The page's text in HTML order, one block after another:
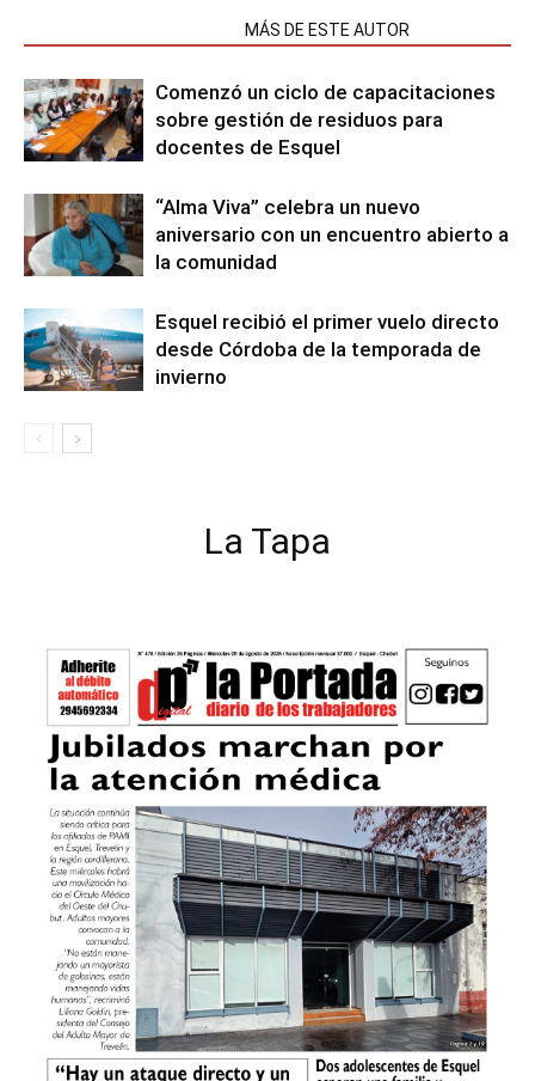
MÁS DE ESTE AUTOR
Comenzó un ciclo de capacitaciones
sobre gestión de residuos para
docentes de Esquel
“Alma Viva” celebra un nuevo
aniversario con un encuentro abierto a
la comunidad
Esquel recibió el primer vuelo directo
desde Córdoba de la temporada de
invierno
La Tapa